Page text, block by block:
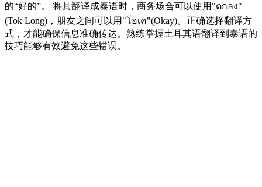
的“好的”。 将其翻译成泰语时，商务场合可以使用"ตกลง"
(Tok Long)，朋友之间可以用"โอเค"(Okay)。正确选择翻译方
式，才能确保信息准确传达。熟练掌握土耳其语翻译到泰语的
技巧能够有效避免这些错误。